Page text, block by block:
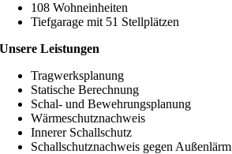
108 Wohneinheiten
Tiefgarage mit 51 Stellplätzen
Unsere Leistungen
Tragwerksplanung
Statische Berechnung
Schal- und Bewehrungsplanung
Wärmeschutznachweis
Innerer Schallschutz
Schallschutznachweis gegen Außenlärm